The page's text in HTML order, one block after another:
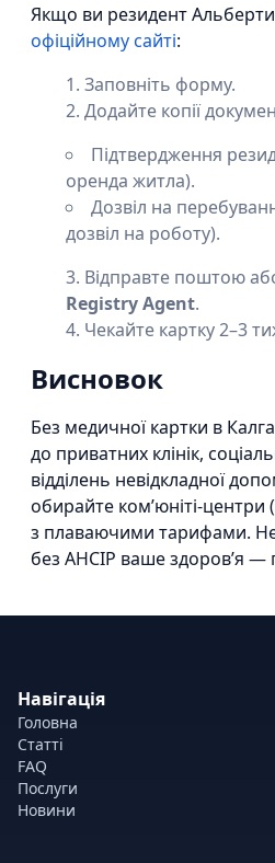
Якщо ви резидент
офіційному сайті:
Заповніть форму.
Додайте копії
Підтвердження
оренда житла).
Дозвіл на
дозвіл на роботу).
Відправте поштою
Registry Agent.
Чекайте картку 2–3
Висновок
Без медичної картки в
до приватних клінік,
відділень невідкладної
обирайте ком’юніті-центри
з плаваючими тарифами. Не
без AHCIP ваше здоров’я —
Навігація
Головна
Статті
FAQ
Послуги
Новини